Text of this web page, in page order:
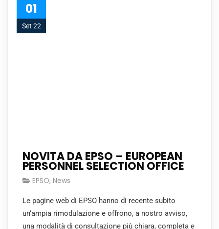
01
Set 22
NOVITA DA EPSO – EUROPEAN
PERSONNEL SELECTION OFFICE
EPSO, News
Le pagine web di EPSO hanno di recente subito
un’ampia rimodulazione e offrono, a nostro avviso,
una modalità di consultazione più chiara, completa e